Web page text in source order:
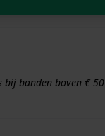
bij banden boven € 50